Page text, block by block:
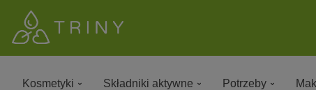
Kosmetyki Składniki aktywne Potrzeby